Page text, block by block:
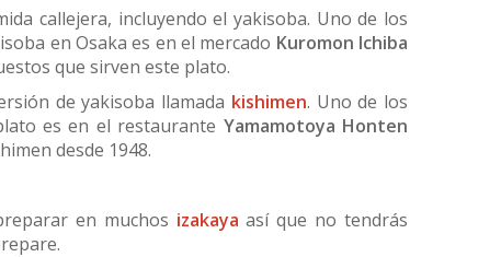
callejera, incluyendo el yakisoba. Uno de los
en Osaka es en el mercado Kuromon Ichiba
que sirven este plato.
de yakisoba llamada kishimen. Uno de los
es en el restaurante Yamamotoya Honten
desde 1948.
en muchos izakaya así que no tendrás